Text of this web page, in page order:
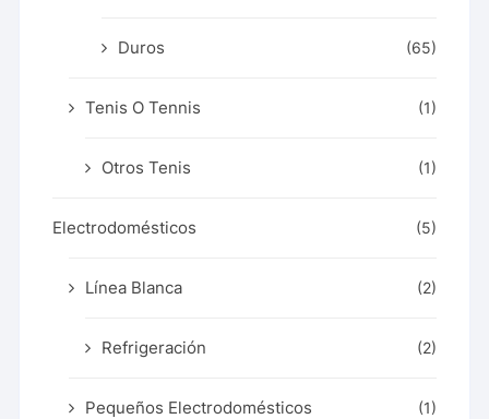
Duros (65)
Tenis O Tennis (1)
Otros Tenis (1)
Electrodomésticos (5)
Línea Blanca (2)
Refrigeración (2)
Pequeños Electrodomésticos (1)